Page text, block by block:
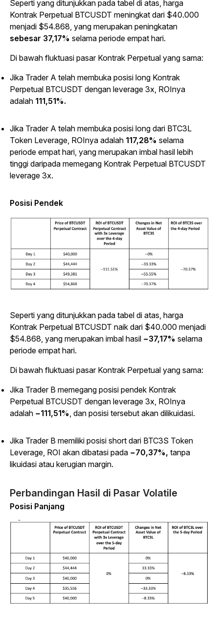
Seperti yang ditunjukkan pada tabel di atas, harga
Kontrak Perpetual BTCUSDT meningkat dari $40.000
menjadi $54.868, yang merupakan peningkatan
sebesar 37,17% selama periode empat hari.
Di bawah fluktuasi pasar Kontrak Perpetual yang sama:
Jika Trader A telah membuka posisi long Kontrak
Perpetual BTCUSDT dengan leverage 3x, ROInya
adalah 111,51%.
Jika Trader A telah membuka posisi long dari BTC3L
Token Leverage, ROInya adalah 117,28% selama
periode empat hari, yang merupakan imbal hasil lebih
tinggi daripada memegang Kontrak Perpetual BTCUSDT
leverage 3x.
Posisi Pendek
Seperti yang ditunjukkan pada tabel di atas, harga
Kontrak Perpetual BTCUSDT naik dari $40.000 menjadi
$54.868, yang merupakan imbal hasil −37,17% selama
periode empat hari.
Di bawah fluktuasi pasar Kontrak Perpetual yang sama:
Jika Trader B memegang posisi pendek Kontrak
Perpetual BTCUSDT dengan leverage 3x, ROInya
adalah −111,51% , dan posisi tersebut akan dilikuidasi.
Jika Trader B memiliki posisi short dari BTC3S Token
Leverage, ROI akan dibatasi pada −70,37%, tanpa
likuidasi atau kerugian margin.
Perbandingan Hasil di Pasar Volatile
Posisi Panjang